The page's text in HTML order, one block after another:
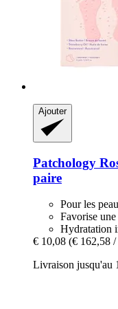
Ajouter
Patchology
paire
Pour les
Favorise
Hydratation
€ 10,08 (€ 162,58
Livraison jusqu'au